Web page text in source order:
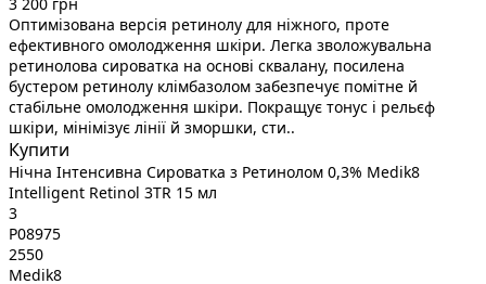
Оптимізована версія ретинолу для ніжного, проте
ефективного омолодження шкіри. Легка зволожувальна
ретинолова сироватка на основі сквалану, посилена
бустером ретинолу клімбазолом забезпечує помітне й
стабільне омолодження шкіри. Покращує тонус і рельєф
шкіри, мінімізує лінії й зморшки, сти..
Купити
Нічна Інтенсивна Сироватка з Ретинолом 0,3% Medik8
Intelligent Retinol 3TR 15 мл
3
P08975
2550
Medik8